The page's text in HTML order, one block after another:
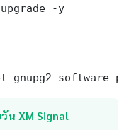
-y
software-
XM Signal